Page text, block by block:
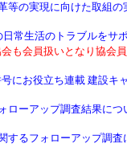
等の実現に向けた取組の
常生活のトラブルをサ
も会員扱いとなり協会
にお役立ち連載 建設
ローアップ調査結果につ
するフォローアップ調